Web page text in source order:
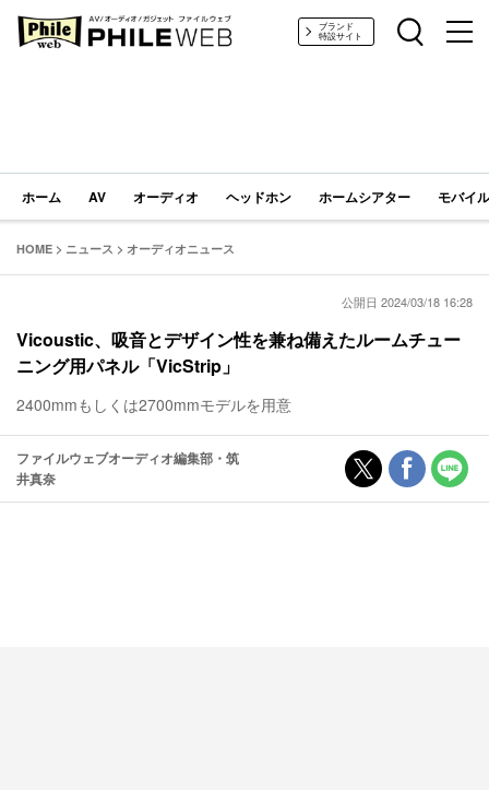
PHILE WEB｜AV/オーディオ/ガジェットブランド
特設サイト
ホーム AV オーディオ ヘッドホン ホームシアター モバイ
HOME > ニュース > オーディオニュース
公開日 2024/03/18 16:28
Vicoustic、吸音とデザイン性を兼ね備えたルームチュー
ニング用パネル「VicStrip」
2400mmもしくは2700mmモデルを用意
ファイルウェブオーディオ編集部・筑
井真奈